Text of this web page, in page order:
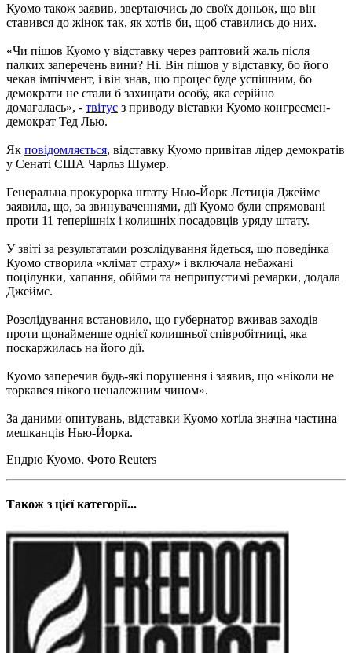
Куомо також заявив, звертаючись до своїх доньок, що він
ставився до жінок так, як хотів би, щоб ставились до них.
«Чи пішов Куомо у відставку через раптовий жаль після
палких заперечень вини? Ні. Він пішов у відставку, бо його
чекав імпічмент, і він знав, що процес буде успішним, бо
демократи не стали б захищати особу, яка серійно
домагалась», - твітує з приводу віставки Куомо конгресмен-
демократ Тед Лью.
Як повідомляється, відставку Куомо привітав лідер демократів
у Сенаті США Чарльз Шумер.
Генеральна прокурорка штату Нью-Йорк Летиція Джеймс
заявила, що, за звинуваченнями, дії Куомо були спрямовані
проти 11 теперішніх і колишніх посадовців уряду штату.
У звіті за результатами розслідування йдеться, що поведінка
Куомо створила «клімат страху» і включала небажані
поцілунки, хапання, обійми та неприпустимі ремарки, додала
Джеймс.
Розслідування встановило, що губернатор вживав заходів
проти щонайменше однієї колишньої співробітниці, яка
поскаржилась на його дії.
Куомо заперечив будь-які порушення і заявив, що «ніколи не
торкався нікого неналежним чином».
За даними опитувань, відставки Куомо хотіла значна частина
мешканців Нью-Йорка.
Ендрю Куомо. Фото Reuters
Також з цієї категорії...